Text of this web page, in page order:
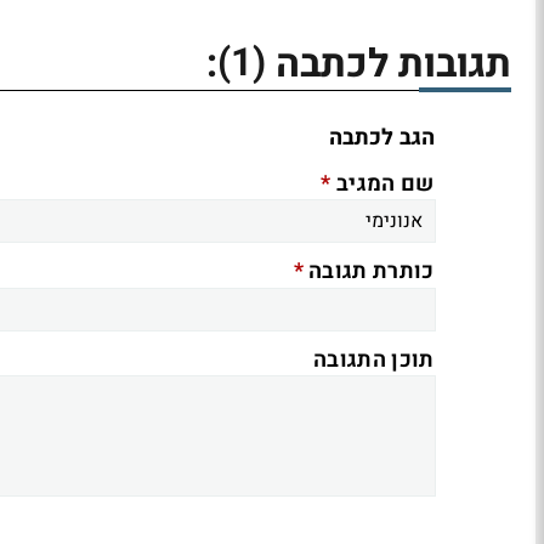
תגובות לכתבה (1)
:
הגב לכתבה
שם המגיב*
כותרת תגובה*
תוכן התגובה